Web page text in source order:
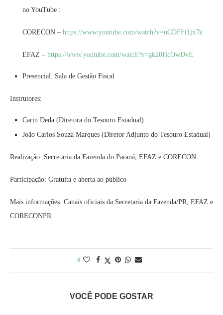
no YouTube :
CORECON – https://www.youtube.com/watch?v=uCDFFt1jx7k
EFAZ – https://www.youtube.com/watch?v=gk20HcOwDvE
Presencial: Sala de Gestão Fiscal
Instrutores:
Carin Deda (Diretora do Tesouro Estadual)
João Carlos Souza Marques (Diretor Adjunto do Tesouro Estadual)
Realização: Secretaria da Fazenda do Paraná, EFAZ e CORECON
Participação: Gratuita e aberta ao público
Mais informações: Canais oficiais da Secretaria da Fazenda/PR, EFAZ e
CORECONPR
0
VOCÊ PODE GOSTAR